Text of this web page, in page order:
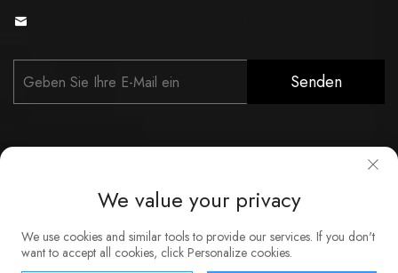
Senden
Copyright © Shanghai Xunzhong Industry Co., Ltd. Alle Rechte
vorbehalten
We value your privacy
We use cookies and similar tools to provide our services. If you don't
want to accept all cookies, click Personalize cookies.